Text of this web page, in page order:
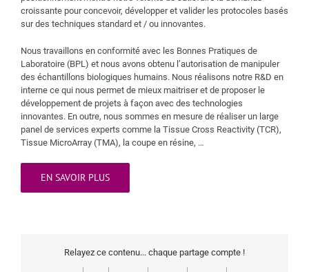
croissante pour concevoir, développer et valider les protocoles basés
sur des techniques standard et / ou innovantes.
Nous travaillons en conformité avec les Bonnes Pratiques de
Laboratoire (BPL) et nous avons obtenu l’autorisation de manipuler
des échantillons biologiques humains. Nous réalisons notre R&D en
interne ce qui nous permet de mieux maitriser et de proposer le
développement de projets à façon avec des technologies
innovantes. En outre, nous sommes en mesure de réaliser un large
panel de services experts comme la Tissue Cross Reactivity (TCR),
Tissue MicroArray (TMA), la coupe en résine, …
EN SAVOIR PLUS
Relayez ce contenu... chaque partage compte !